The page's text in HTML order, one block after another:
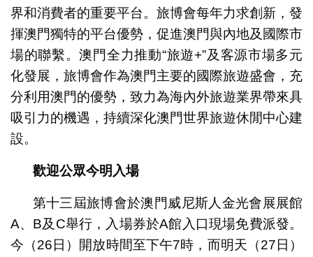
界和消費者的重要平台。旅博會每年力求創新，發
揮澳門獨特的平台優勢，促進澳門與內地及國際市
場的聯繫。澳門全力推動“旅遊+”及客源市場多元
化發展，旅博會作為澳門主要的國際旅遊盛會，充
分利用澳門的優勢，致力為海內外旅遊業界帶來具
吸引力的機遇，持續深化澳門世界旅遊休閒中心建
設。
歡迎公眾今明入場
第十三屆旅博會於澳門威尼斯人金光會展展館
A、B及C舉行，入場券於A館入口現場免費派發。
今（26日）開放時間至下午7時，而明天（27日）